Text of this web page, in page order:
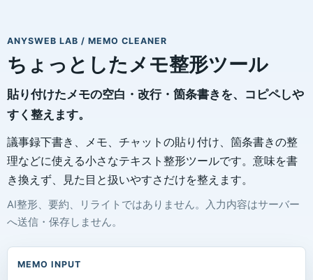
ANYSWEB LAB / MEMO CLEANER
ちょっとしたメモ整形ツール
貼り付けたメモの空白・改行・箇条書きを、コピペしや
すく整えます。
議事録下書き、メモ、チャットの貼り付け、箇条書きの整
理などに使える小さなテキスト整形ツールです。意味を書
き換えず、見た目と扱いやすさだけを整えます。
AI整形、要約、リライトではありません。入力内容はサーバー
へ送信・保存しません。
MEMO INPUT